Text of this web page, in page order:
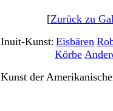
[Zurück zu
Inuit-Kunst: Eisbären
Körbe
Kunst der